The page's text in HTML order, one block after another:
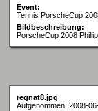
Event:
Tennis PorscheCup
Bildbeschreibung:
PorscheCup 2008
regnat8.jpg
Aufgenommen: 2008-